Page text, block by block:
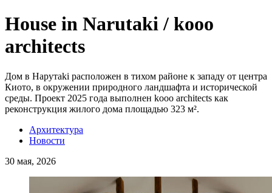
House in Narutaki / kooo
architects
Дом в Нарутaki расположен в тихом районе к западу от центра
Киото, в окружении природного ландшафта и исторической
среды. Проект 2025 года выполнен kooo architects как
реконструкция жилого дома площадью 323 м².
Архитектура
Новости
30 мая, 2026